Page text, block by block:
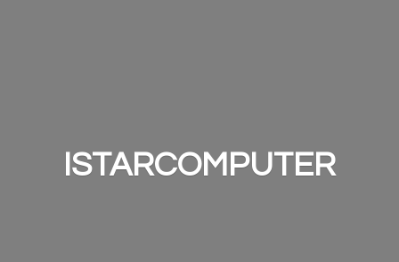
ISTARCOMPUTER